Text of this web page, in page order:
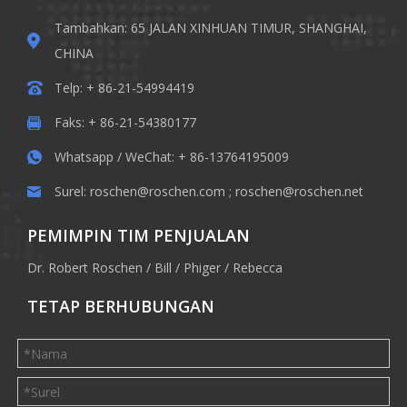
Tambahkan: 65 JALAN XINHUAN TIMUR, SHANGHAI,
CHINA
Telp: + 86-21-54994419
Faks: + 86-21-54380177
Whatsapp / WeChat: + 86-13764195009
Surel: roschen@roschen.com ; roschen@roschen.net
PEMIMPIN TIM PENJUALAN
Dr. Robert Roschen / Bill / Phiger / Rebecca
TETAP BERHUBUNGAN